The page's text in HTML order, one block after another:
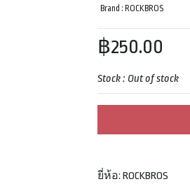
Brand : ROCKBROS
฿250.00
Stock : Out of stock
ยี่ห้อ: ROCKBROS